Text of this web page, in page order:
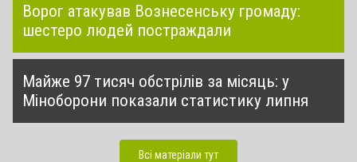
Ворог атакував Вознесенську громаду:
шестеро людей постраждали
Майже 97 тисяч обстрілів за місяць: у
Міноборони показали статистику липня
Всі матеріали тут